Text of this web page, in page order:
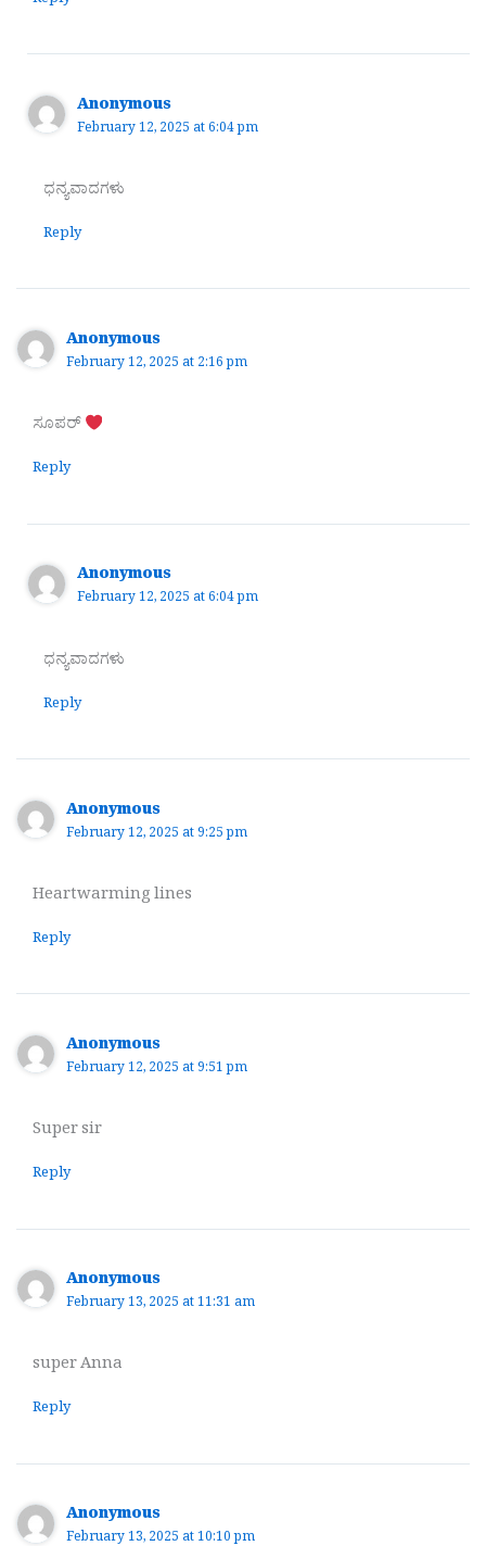
Anonymous
February 12, 2025 at 6:04 pm
ಧನ್ಯವಾದಗಳು
Reply
Anonymous
February 12, 2025 at 2:16 pm
ಸೂಪರ್
Reply
Anonymous
February 12, 2025 at 6:04 pm
ಧನ್ಯವಾದಗಳು
Reply
Anonymous
February 12, 2025 at 9:25 pm
Heartwarming lines
Reply
Anonymous
February 12, 2025 at 9:51 pm
Super sir
Reply
Anonymous
February 13, 2025 at 11:31 am
super Anna
Reply
Anonymous
February 13, 2025 at 10:10 pm